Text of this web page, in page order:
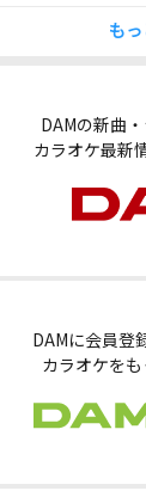
もっ
DAMの新曲
カラオケ最新
DAMに会員登
カラオケをも